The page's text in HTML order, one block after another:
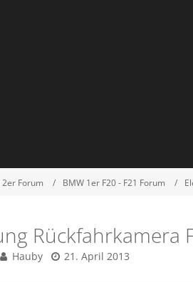
Forum BMW 1er F20 - F21 Forum
Rückfahrkamera
Hauby 21. April 2013